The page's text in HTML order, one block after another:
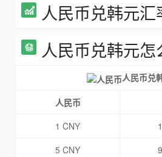
人民币兑韩元汇
人民币兑韩元怎
人民币兑
人民币
1 CNY
5 CNY